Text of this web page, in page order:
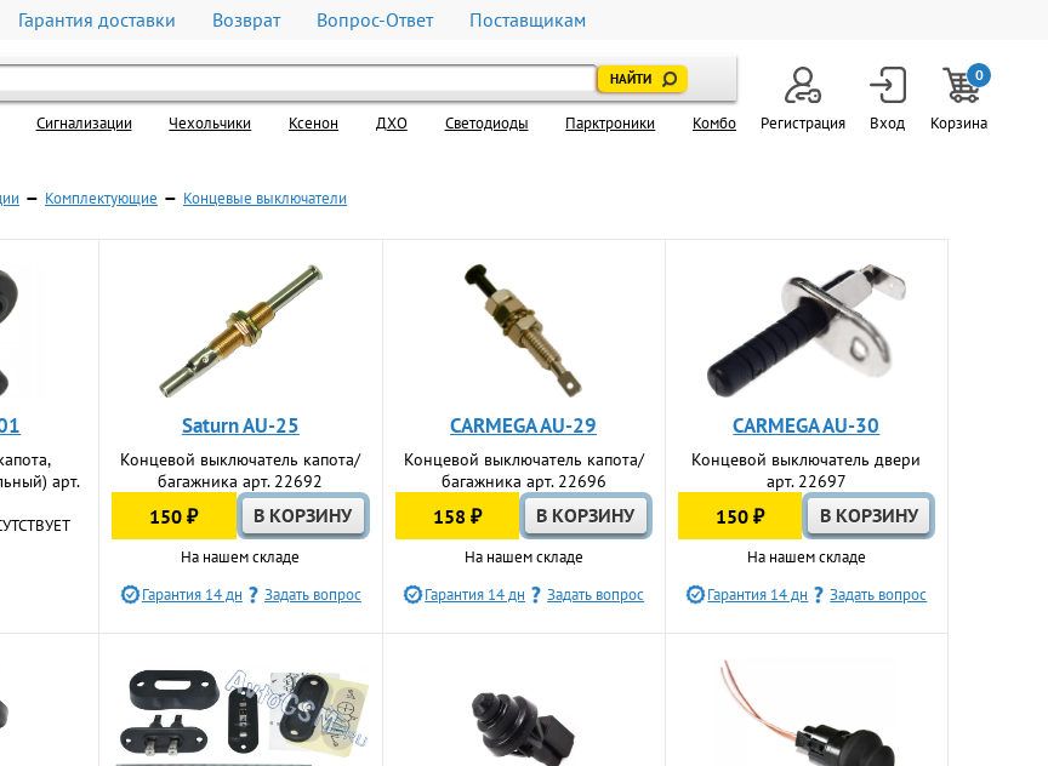
Гарантия доставки Возврат Вопрос-Ответ Поставщикам
Cигнализации Чехольчики Ксенон ДХО Светодиоды Парктроники Комбо Регистрация Вход
0
Корзина
— Комплектующие — Концевые выключатели
арт.
Saturn AU-25
Концевой выключатель капота/
багажника арт. 22692
150 ₽
На нашем складе
Гарантия 14 дн
Задать вопрос
CARMEGA AU-29
Концевой выключатель капота/
багажника арт. 22696
158 ₽
На нашем складе
Гарантия 14 дн
Задать вопрос
CARMEGA AU-30
Концевой выключатель двери
арт. 22697
150 ₽
На нашем складе
Гарантия 14 дн
Задать вопрос